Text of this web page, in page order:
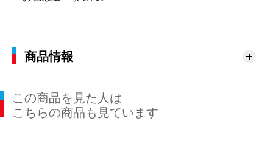
商品情報
この商品を見た人は
こちらの商品も見ています